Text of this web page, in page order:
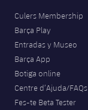
Culers Membership
Barça Play
Entradas y Museo
Barça App
Botiga online
Centre d’Ajuda/FAQs
Fes-te Beta Tester